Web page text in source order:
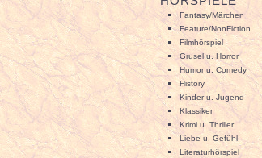
Fantasy/Märchen
Feature/NonFiction
Filmhörspiel
Grusel u. Horror
Humor u. Comedy
History
Kinder u. Jugend
Klassiker
Krimi u. Thriller
Liebe u. Gefühl
Literaturhörspiel